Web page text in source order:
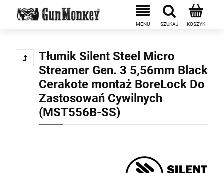
Tłumik Silent Steel Micro
Streamer Gen. 3 5,56mm Black
Cerakote montaż BoreLock Do
Zastosowań Cywilnych
(MST556B-SS)